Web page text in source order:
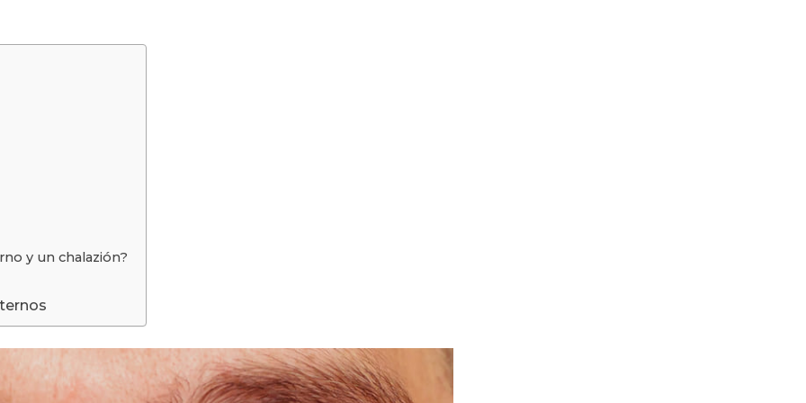
y un chalazión?